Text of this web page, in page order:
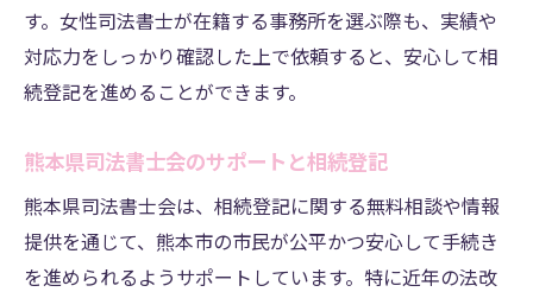
す。女性司法書士が在籍する事務所を選ぶ際も、実績や
対応力をしっかり確認した上で依頼すると、安心して相
続登記を進めることができます。
熊本県司法書士会のサポートと相続登記
熊本県司法書士会は、相続登記に関する無料相談や情報
提供を通じて、熊本市の市民が公平かつ安心して手続き
を進められるようサポートしています。特に近年の法改